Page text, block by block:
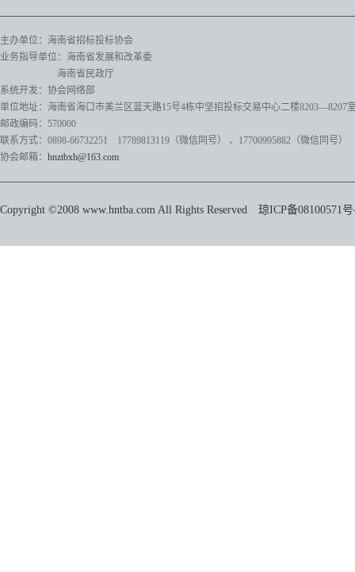
主办单位：海南省招标投标协会
业务指导单位：海南省发展和改革委
海南省民政厅
系统开发：协会网络部
单位地址：海南省海口市美兰区蓝天路15号4栋中坚招投标交易中心二楼8203—8207
邮政编码：570000
联系方式：0898-66732251 17789813119（微信同号）
、17700995882 （微信同号）
协会邮箱： hnztbxh@163.com
Copyright ©2008 www.hntba.com All Rights Reserved 琼ICP备08100571